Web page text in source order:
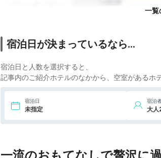
icotto
一覧
宿泊日が決まっているなら…
宿泊日と人数を選択すると、
記事内のご紹介ホテルのなかから、空室があるホ
宿泊日
未指定
宿泊
大人